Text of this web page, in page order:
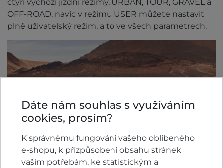
čtyři výchozí jízdní režimy, URBAN, TOUR, GRAVEL a
OFF-ROAD, navíc v režimu USER můžete nastavit
plně uživatelský režim, a to ve všech parametrech.
Dáte nám souhlas s využíváním
cookies, prosím?
K správnému fungování vašeho oblíbeného
e-shopu, k přizpůsobení obsahu stránek
vašim potřebám, ke statistickým a